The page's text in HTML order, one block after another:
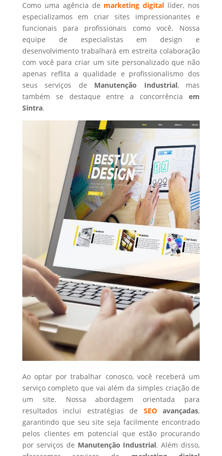
Como uma agência de marketing digital líder, nos
especializamos em criar sites impressionantes e
funcionais para profissionais como você. Nossa
equipe de especialistas em design e
desenvolvimento trabalhará em estreita colaboração
com você para criar um site personalizado que não
apenas reflita a qualidade e profissionalismo dos
seus serviços de Manutenção Industrial, mas
também se destaque entre a concorrênciaem
Sintra.
Ao optar por trabalhar conosco, você receberá um
serviço completo que vai além da simples criação de
um site. Nossa abordagem orientada para
resultados inclui estratégias de SEOavançadas,
garantindo que seu site seja facilmente encontrado
pelos clientes em potencial que estão procurando
por serviços de Manutenção Industrial. Além disso,